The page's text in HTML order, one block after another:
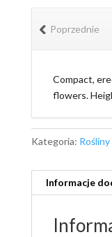
Poprzednie
Compact,
flowers.
Kategoria:
Informacje